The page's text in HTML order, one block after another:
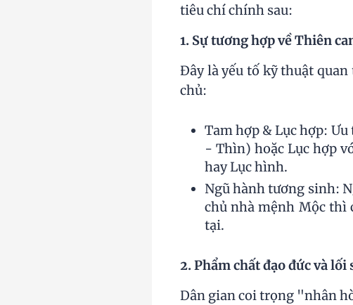
tiêu chí chính sau:
1. Sự tương hợp về Thiên
Đây là yếu tố kỹ thuật
chủ:
Tam hợp & Lục hợp:
- Thìn) hoặc Lục hợp
hay Lục hình.
Ngũ hành tương sinh:
chủ nhà mệnh Mộc thì
tại.
2. Phẩm chất đạo đức và lối
Dân gian coi trọng "nhân